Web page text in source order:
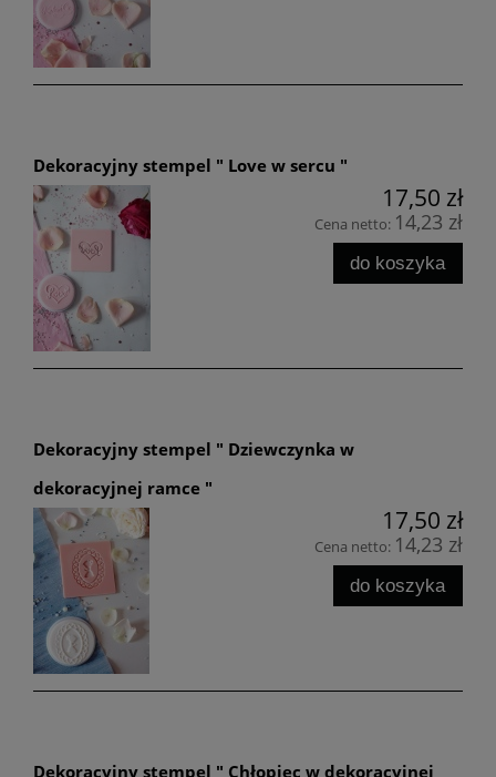
Dekoracyjny stempel " Love w sercu "
17,50 zł
Cena netto: 14,23 zł
do koszyka
Dekoracyjny stempel " Dziewczynka w
dekoracyjnej ramce "
17,50 zł
Cena netto: 14,23 zł
do koszyka
Dekoracyjny stempel " Chłopiec w dekoracyjnej